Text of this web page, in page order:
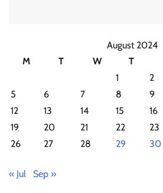
August 2024
M
T W T
1
2
5
6 7 8 9
12
13 14 15 16
19
20 21 22 23
26
27 28 29 30
« Jul Sep »